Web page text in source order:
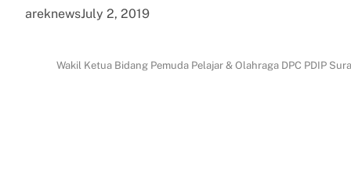
areknewsJuly 2, 2019
Wakil Ketua Bidang Pemuda Pelajar & Olahraga DPC PDIP